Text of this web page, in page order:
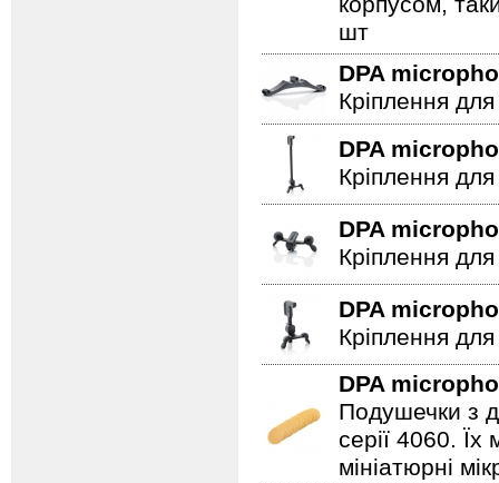
шт
DPA
Кріплення
DPA
Кріплення
DPA
Кріплення
DPA
Кріплення
DPA
Подушечки з
серії 4060.
мініатюрні